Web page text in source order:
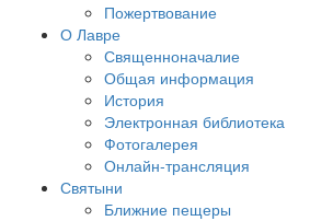
Пожертвование
О Лавре
Священноначалие
Общая информация
История
Электронная библиотека
Фотогалерея
Онлайн-трансляция
Святыни
Ближние пещеры